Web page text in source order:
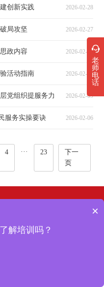
创新实践 2026-02-28
局攻坚 2026-02-27
政内容 2026-02-26
活动指南 2026-02-24
党组织提服务力 2026-02-09
服务实操要诀 2026-02-06
4 ··· 23
下一
页
西柏坡红色培训基地
老
师
电
话
×
解培训吗？